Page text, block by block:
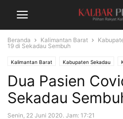
Beranda Kalimantan Barat
19 di Sekadau Sembuh
Kalimantan Barat Kabupaten Sekadau
Dua Pasien
Sekadau
Senin, 22 Juni 2020. Jam: 17:21